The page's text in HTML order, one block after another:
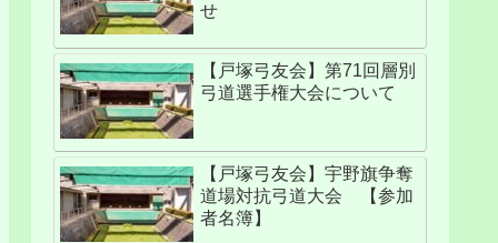
せ
【戸塚弓友会】第71回層別
弓道選手権大会について
【戸塚弓友会】宇野旗争奪
道場対抗弓道大会 【参加
者名簿】